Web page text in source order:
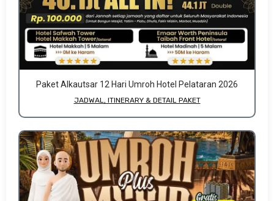
Paket Alkautsar 12 Hari Umroh Hotel Pelataran 2026
JADWAL, ITINERARY & DETAIL PAKET